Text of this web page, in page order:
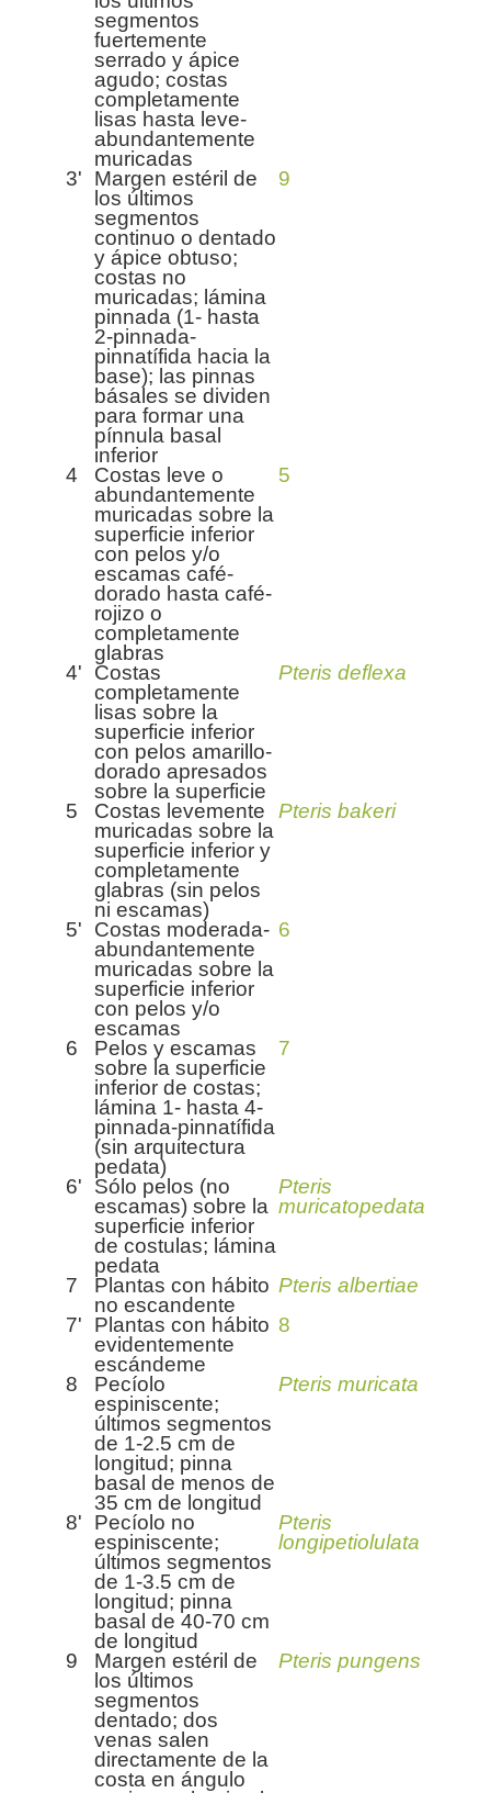
segmentos
fuertemente
serrado y ápice
agudo; costas
completamente
lisas hasta leve-
abundantemente
muricadas
3'
Margen estéril de
los últimos
segmentos
continuo o dentado
y ápice obtuso;
costas no
muricadas; lámina
pinnada (1- hasta
2-pinnada-
pinnatífida hacia la
base); las pinnas
básales se dividen
para formar una
pínnula basal
inferior
9
4
Costas leve o
abundantemente
muricadas sobre la
superficie inferior
con pelos y/o
escamas café-
dorado hasta café-
rojizo o
completamente
glabras
5
4'
Costas
completamente
lisas sobre la
superficie inferior
con pelos amarillo-
dorado apresados
sobre la superficie
Pteris deflexa
5
Costas levemente
muricadas sobre la
superficie inferior y
completamente
glabras (sin pelos
ni escamas)
Pteris bakeri
5'
Costas moderada-
abundantemente
muricadas sobre la
superficie inferior
con pelos y/o
escamas
6
6
Pelos y escamas
sobre la superficie
inferior de costas;
lámina 1- hasta 4-
pinnada-pinnatífida
(sin arquitectura
pedata)
7
6'
Sólo pelos (no
escamas) sobre la
superficie inferior
de costulas; lámina
pedata
Pteris
muricatopedata
7
Plantas con hábito
no escandente
Pteris albertiae
7'
Plantas con hábito
evidentemente
escándeme
8
8
Pecíolo
espiniscente;
últimos segmentos
de 1-2.5 cm de
longitud; pinna
basal de menos de
35 cm de longitud
Pteris muricata
8'
Pecíolo no
espiniscente;
últimos segmentos
de 1-3.5 cm de
longitud; pinna
basal de 40-70 cm
de longitud
Pteris
longipetiolulata
9
Margen estéril de
los últimos
segmentos
dentado; dos
venas salen
directamente de la
costa en ángulo
Pteris pungens